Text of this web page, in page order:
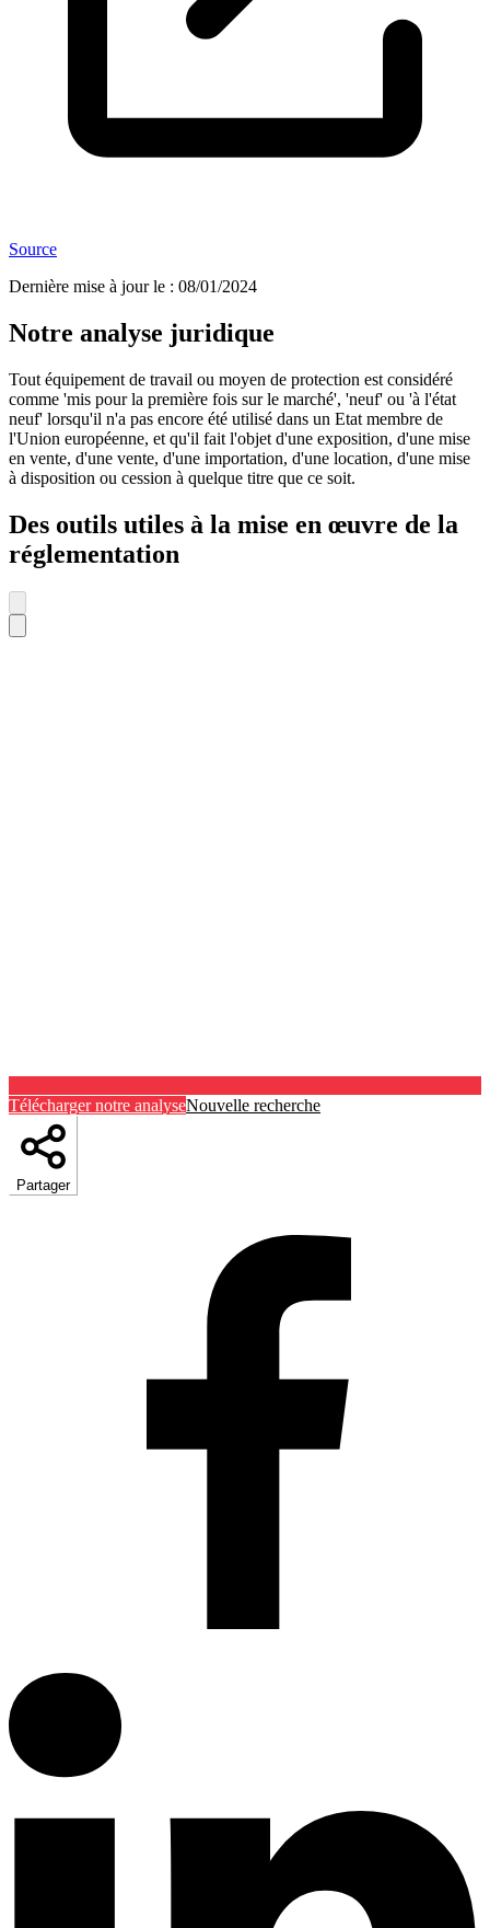
Source
Dernière mise à jour le : 08/01/2024
Notre analyse juridique
Tout équipement de travail ou moyen de protection est considéré
comme 'mis pour la première fois sur le marché', 'neuf' ou 'à l'état
neuf' lorsqu'il n'a pas encore été utilisé dans un Etat membre de
l'Union européenne, et qu'il fait l'objet d'une exposition, d'une mise
en vente, d'une vente, d'une importation, d'une location, d'une mise
à disposition ou cession à quelque titre que ce soit.
Des outils utiles à la mise en œuvre de la
réglementation
Télécharger notre analyseNouvelle recherche
Partager